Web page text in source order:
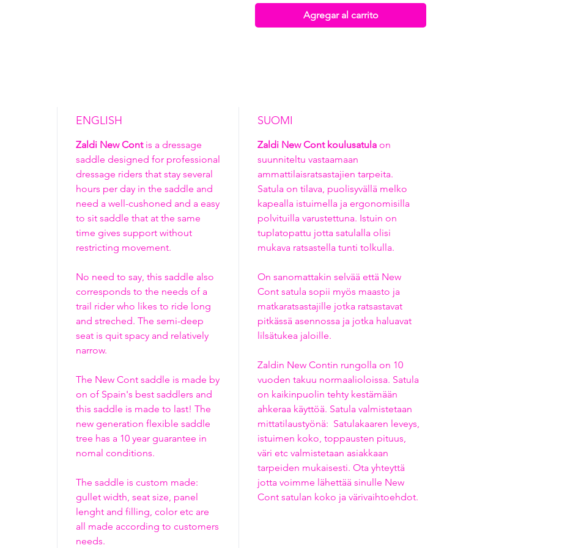
Agregar al carrito
ENGLISH
Zaldi New Cont is a dressage
saddle designed for professional
dressage riders that stay several
hours per day in the saddle and
need a well-cushoned and a easy
to sit saddle that at the same
time gives support without
restricting movement.
No need to say, this saddle also
corresponds to the needs of a
trail rider who likes to ride long
and streched. The semi-deep
seat is quit spacy and relatively
narrow.
The New Cont saddle is made by
on of Spain's best saddlers and
this saddle is made to last! The
new generation flexible saddle
tree has a 10 year guarantee in
nomal conditions.
The saddle is custom made:
gullet width, seat size, panel
lenght and filling, color etc are
all made according to customers
needs.
SUOMI
Zaldi New Cont koulusatula on
suunniteltu vastaamaan
ammattilaisratsastajien tarpeita.
Satula on tilava, puolisyvällä melko
kapealla istuimella ja ergonomisilla
polvituilla varustettuna. Istuin on
tuplatopattu jotta satulalla olisi
mukava ratsastella tunti tolkulla.
On sanomattakin selvää että New
Cont satula sopii myös maasto ja
matkaratsastajille jotka ratsastavat
pitkässä asennossa ja jotka haluavat
lilsätukea jaloille.
Zaldin New Contin rungolla on 10
vuoden takuu normaalioloissa. Satula
on kaikinpuolin tehty kestämään
ahkeraa käyttöä. Satula valmistetaan
mittatilaustyönä: Satulakaaren leveys,
istuimen koko, toppausten pituus,
väri etc valmistetaan asiakkaan
tarpeiden mukaisesti. Ota yhteyttä
jotta voimme lähettää sinulle New
Cont satulan koko ja värivaihtoehdot.